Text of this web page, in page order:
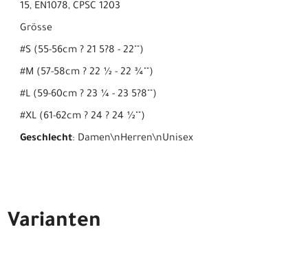
15, EN1078, CPSC 1203
Grösse
#S (55-56cm ? 21 5?8 - 22"")
#M (57-58cm ? 22 ½ - 22 ¾"")
#L (59-60cm ? 23 ¼ - 23 5?8"")
#XL (61-62cm ? 24 ? 24 ½"")
Geschlecht: Damen\nHerren\nUnisex
Varianten